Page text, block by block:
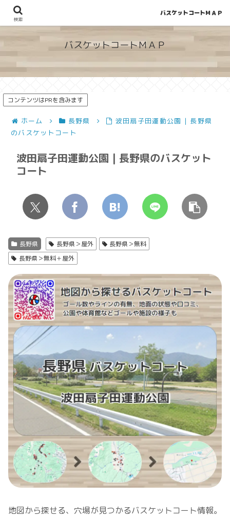
地図から探せる！穴場が見つかるバスケットコート情報
バスケットコートＭＡＰ
コンテンツはPRを含みます
ホーム 長野県
波田扇子田運動公園 | 長野県
のバスケットコート
波田扇子田運動公園 | 長野県のバスケット
コート
長野県 長野県＞屋外
長野県＞無料
長野県＞無料＋屋外
地図から探せる、穴場が見つかるバスケットコート情報。
検索
バスケットコートＭＡＰ